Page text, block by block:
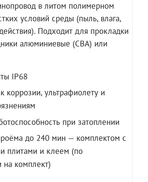
в литом полимерном
условий среды (пыль, влага,
Подходит для прокладки
алюминиевые (СВА) или
IP68
коррозии, ультрафиолету и
при затоплении
до 240 мин — комплектом с
плитами и клеем (по
на комплект)